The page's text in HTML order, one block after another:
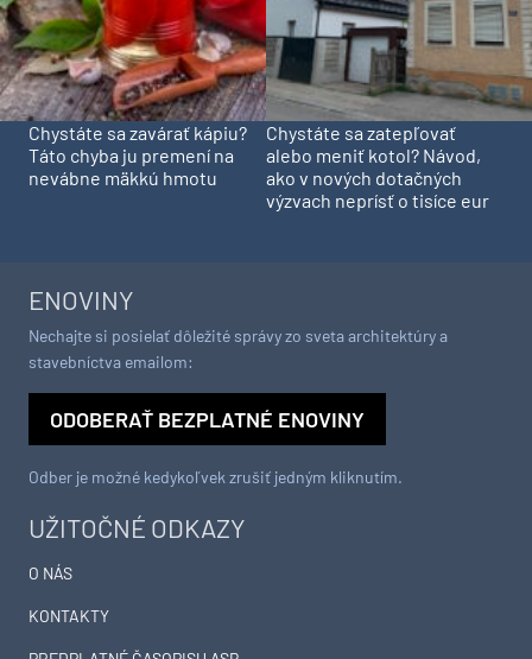
Chystáte sa zavárať kápiu?
Táto chyba ju premení na
nevábne mäkkú hmotu
Chystáte sa zatepľovať
alebo meniť kotol? Návod,
ako v nových dotačných
výzvach neprísť o tisíce eur
UŽITOČNÉ ODKAZY
O NÁS
KONTAKTY
ENOVINY
Nechajte si posielať dôležité správy zo sveta architektúry a
stavebníctva emailom:
ODOBERAŤ BEZPLATNÉ ENOVINY
Odber je možné kedykoľvek zrušiť jedným kliknutím.